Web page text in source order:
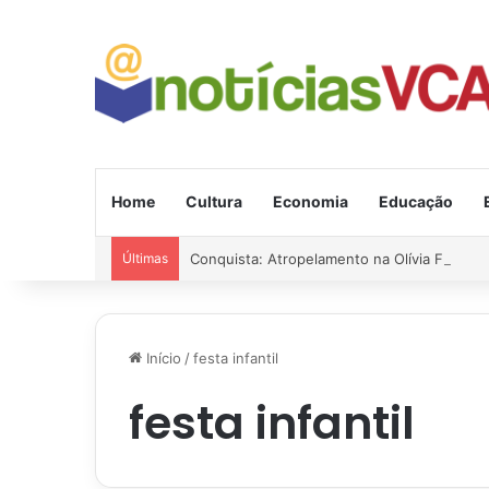
Home Cultura Economia Educação
Últimas Conquista: Atropelamento na Olívia Flores;
Início /festa infantil
festa infantil